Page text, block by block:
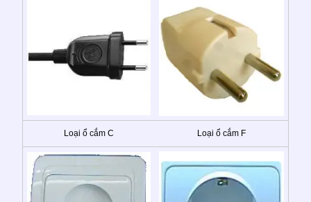
Loại ổ cắm C Loại ổ cắm F